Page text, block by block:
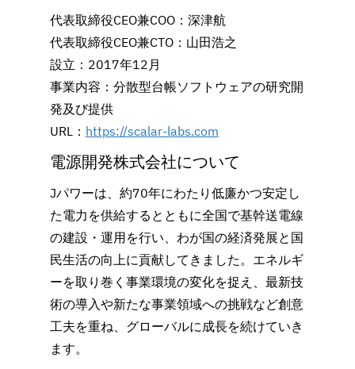
代表取締役CEO兼COO：深津航
代表取締役CEO兼CTO：山田浩之
設立：2017年12月
事業内容：分散型台帳ソフトウェアの研究開
発及び提供
URL： https://scalar-labs.com
電源開発株式会社について
Jパワーは、約70年にわたり低廉かつ安定し
た電力を供給するとともに全国で基幹送電線
の建設・運用を行い、わが国の経済発展と国
民生活の向上に貢献してきました。エネルギ
ーを取り巻く事業環境の変化を捉え、最新技
術の導入や新たな事業領域への挑戦など創意
工夫を重ね、グローバルに成長を続けていき
ます。